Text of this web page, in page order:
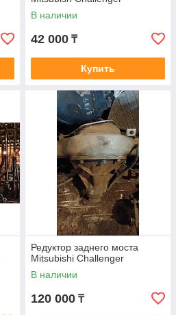
В наличии
42 000 ₸
Купить
Редуктор заднего моста
Mitsubishi Challenger
В наличии
120 000 ₸